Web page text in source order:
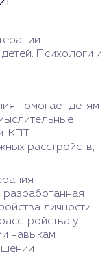
Психологи и
помогает детям
КПТ
расстройств,
—
личности.
у
навыкам